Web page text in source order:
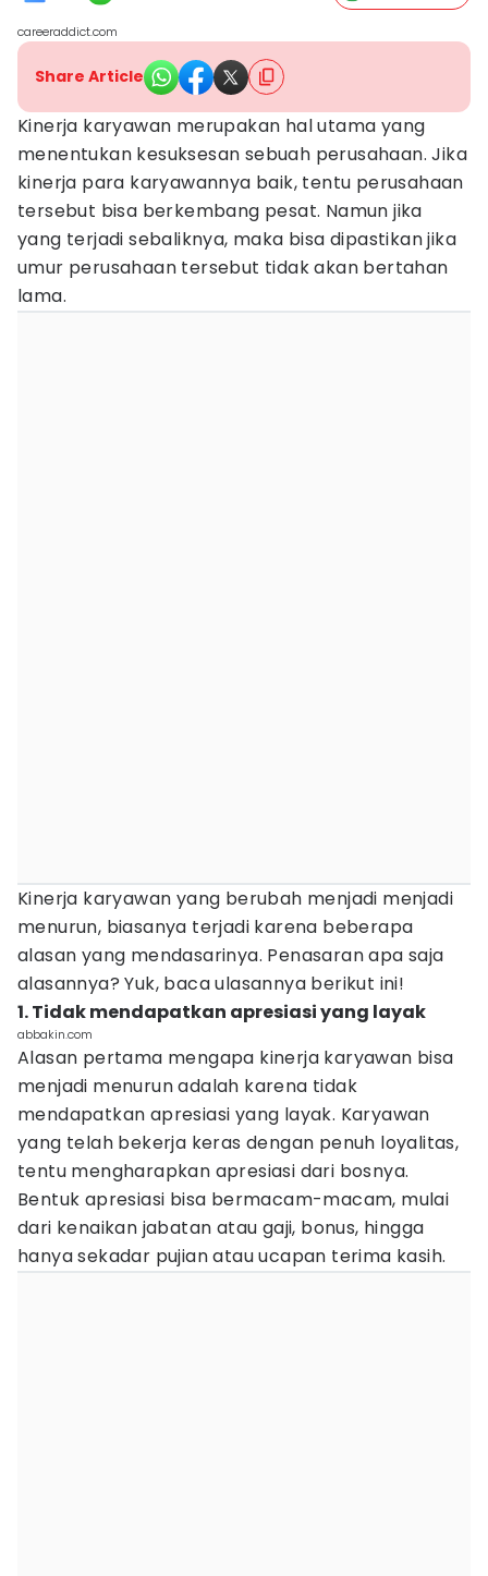
careeraddict.com
Share Article
Kinerja karyawan merupakan hal utama yang
menentukan kesuksesan sebuah perusahaan. Jika
kinerja para karyawannya baik, tentu perusahaan
tersebut bisa berkembang pesat. Namun jika
yang terjadi sebaliknya, maka bisa dipastikan jika
umur perusahaan tersebut tidak akan bertahan
lama.
Kinerja karyawan yang berubah menjadi menjadi
menurun, biasanya terjadi karena beberapa
alasan yang mendasarinya. Penasaran apa saja
alasannya? Yuk, baca ulasannya berikut ini!
1. Tidak mendapatkan apresiasi yang layak
abbakin.com
Alasan pertama mengapa kinerja karyawan bisa
menjadi menurun adalah karena tidak
mendapatkan apresiasi yang layak. Karyawan
yang telah bekerja keras dengan penuh loyalitas,
tentu mengharapkan apresiasi dari bosnya.
Bentuk apresiasi bisa bermacam-macam, mulai
dari kenaikan jabatan atau gaji, bonus, hingga
hanya sekadar pujian atau ucapan terima kasih.